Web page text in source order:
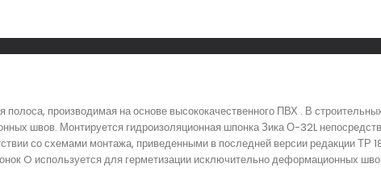
производимая на основе высококачественного ПВХ . В
швов. Монтируется гидроизоляционная шпонка Зика О-32L
со схемами монтажа, приведенными в последней версии редакции ТР
O используется для герметизации исключительно деформационных